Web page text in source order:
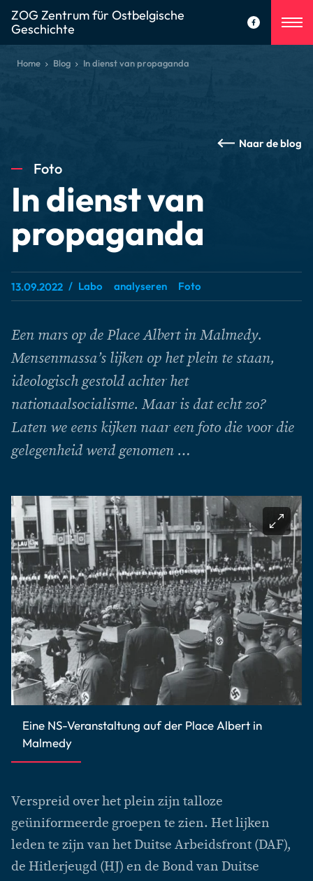
ZOG Zentrum für Ostbelgische
Geschichte
Home Blog In dienst van propaganda
Naar de blog
Foto
In dienst van
propaganda
13.09.2022 Labo analyseren Foto
Een mars op de Place Albert in Malmedy.
Mensenmassa’s lijken op het plein te staan,
ideologisch gestold achter het
nationaalsocialisme. Maar is dat echt zo?
Laten we eens kijken naar een foto die voor die
gelegenheid werd genomen …
Eine NS-Veranstaltung auf der Place Albert in
Malmedy
Verspreid over het plein zijn talloze
geüniformeerde groepen te zien. Het lijken
leden te zijn van het Duitse Arbeidsfront (DAF),
de Hitlerjeugd (HJ) en de Bond van Duitse